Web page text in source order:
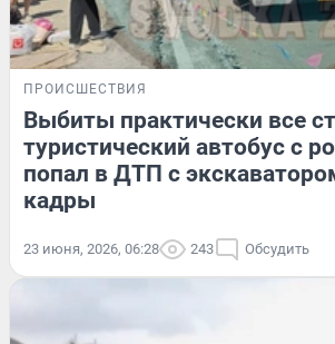
ПРОИСШЕСТВИЯ
Выбиты практически все
туристический автобус с
попал в ДТП с
кадры
23 июня, 2026, 06:28 243 Обсудить